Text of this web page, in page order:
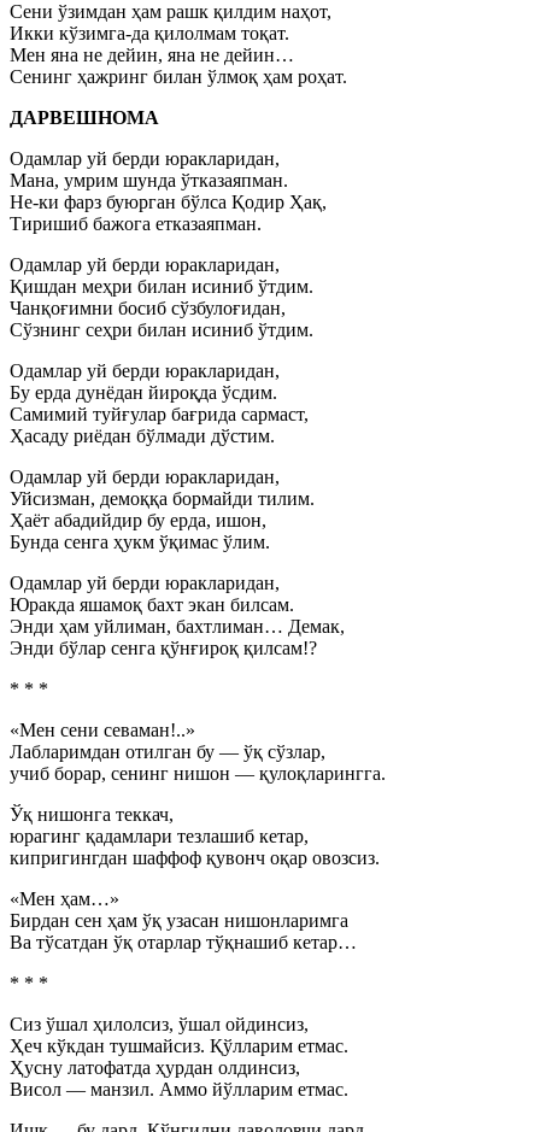
Сени ўзимдан ҳам рашк қилдим наҳот,
Икки кўзимга-да қилолмам тоқат.
Мен яна не дейин, яна не дейин…
Сенинг ҳажринг билан ўлмоқ ҳам роҳат.
ДАРВЕШНОМА
Одамлар уй берди юракларидан,
Мана, умрим шунда ўтказаяпман.
Не-ки фарз буюрган бўлса Қодир Ҳақ,
Тиришиб бажога етказаяпман.
Одамлар уй берди юракларидан,
Қишдан меҳри билан исиниб ўтдим.
Чанқоғимни босиб сўзбулоғидан,
Сўзнинг сеҳри билан исиниб ўтдим.
Одамлар уй берди юракларидан,
Бу ерда дунёдан йироқда ўсдим.
Самимий туйғулар бағрида сармаст,
Ҳасаду риёдан бўлмади дўстим.
Одамлар уй берди юракларидан,
Уйсизман, демоққа бормайди тилим.
Ҳаёт абадийдир бу ерда, ишон,
Бунда сенга ҳукм ўқимас ўлим.
Одамлар уй берди юракларидан,
Юракда яшамоқ бахт экан билсам.
Энди ҳам уйлиман, бахтлиман… Демак,
Энди бўлар сенга қўнғироқ қилсам!?
* * *
«Мен сени севаман!..»
Лабларимдан отилган бу — ўқ сўзлар,
учиб борар, сенинг нишон — қулоқларингга.
Ўқ нишонга теккач,
юрагинг қадамлари тезлашиб кетар,
кипригингдан шаффоф қувонч оқар овозсиз.
«Мен ҳам…»
Бирдан сен ҳам ўқ узасан нишонларимга
Ва тўсатдан ўқ отарлар тўқнашиб кетар…
* * *
Сиз ўшал ҳилолсиз, ўшал ойдинсиз,
Ҳеч кўкдан тушмайсиз. Қўлларим етмас.
Ҳусну латофатда ҳурдан олдинсиз,
Висол — манзил. Аммо йўлларим етмас.